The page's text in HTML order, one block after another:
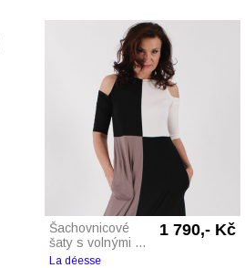
Šachovnicové
šaty s volnými ...
1 790,- Kč
La déesse